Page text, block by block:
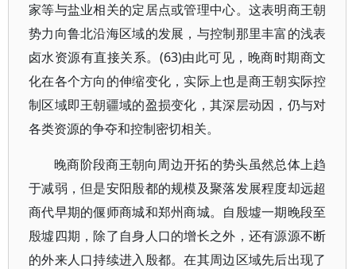
家等与盐业相关的定居点或管理中心。这表明商王朝
势力向鲁北沿海区域的发展，与控制那里丰富的浅表
卤水资源有直接关系。(63)由此可见，晚商时期商文
化在各个方向的伸缩变化，实际上也是商王朝实际控
制区域即王朝疆域的盈损变化，其深层动因，仍与对
各类资源的争夺和控制密切相关。
晚商阶段商王朝向周边开拓的势头虽然总体上趋
于减弱，但是安阳殷都的规模及聚落发展程度却远超
商代早期的偃师商城和郑州商城。自殷墟一期晚段至
殷墟四期，除了自身人口的增长之外，还有源源不断
的外来人口持续进入殷都。在其周边区域先后出现了